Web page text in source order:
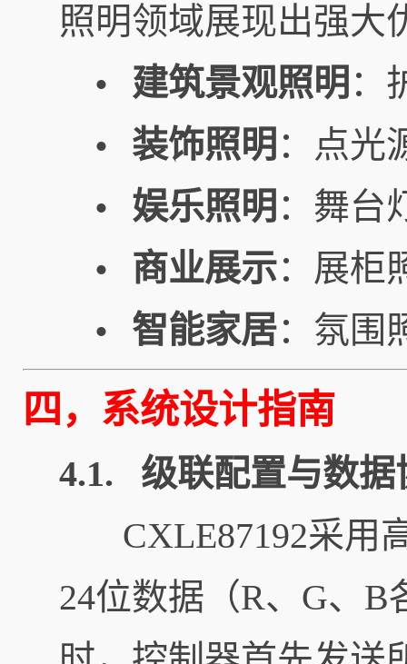
照明领域展现出强大
• 建筑景观照明 ：
• 装饰照明 ：点光
• 娱乐照明 ：舞台
• 商业展示：展柜
• 智能家居：氛围
四，系统设计指南
4.1. 级联配置与数据
CXLE87192采用
24位数据（R、G、